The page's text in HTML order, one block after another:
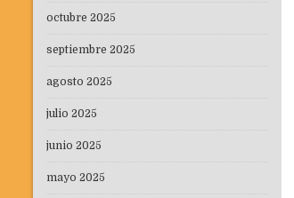
octubre 2025
septiembre 2025
agosto 2025
julio 2025
junio 2025
mayo 2025